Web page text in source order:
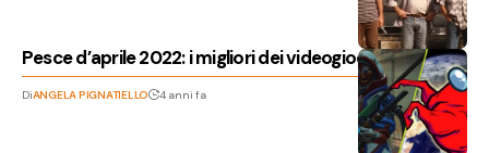
Pesce d’aprile 2022: i migliori dei videogiochi
DiANGELA PIGNATIELLO 4 anni fa